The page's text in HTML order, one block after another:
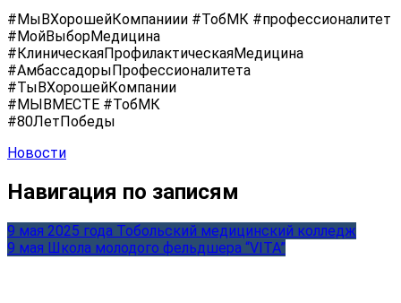
#МыВХорошейКомпаниии #ТобМК #профессионалитет
#МойВыборМедицина
#КлиническаяПрофилактическаяМедицина
#АмбассадорыПрофессионалитета
#ТыВХорошейКомпании
#МЫВМЕСТЕ #ТобМК
#80ЛетПобеды
Новости
Навигация по записям
9 мая 2025 года Тобольский медицинский колледж
9 мая Школа молодого фельдшера “VITA”